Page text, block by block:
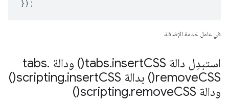
});
في عامل خدمة الإضافة.
استبدِل دالة tabs .insertCSS( ) ودالة tabs .
removeCSS( ) بدالة scripting .insertCSS(
)
ودالة scripting
.removeCSS(
)